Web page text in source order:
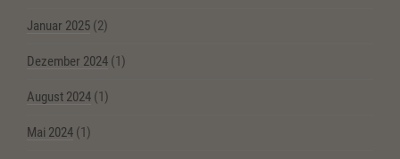
Januar 2025 (2)
Dezember 2024 (1)
August 2024 (1)
Mai 2024 (1)